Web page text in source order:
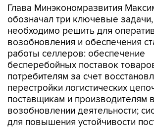
необходимо решить для
возобновления и обеспечения
работы селлеров: обеспечение
бесперебойных поставок
потребителям за счет
перестройки логистических
поставщикам и производителям
возобновлении деятельности;
для повышения устойчивости
увеличения товарных запасов,
и оперативности доставки.